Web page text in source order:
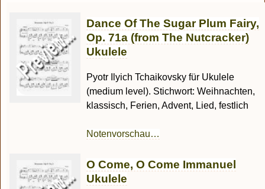
Dance Of The Sugar Plum Fairy,
Op. 71a (from The Nutcracker)
Ukulele
Pyotr Ilyich Tchaikovsky für Ukulele
(medium level). Stichwort: Weihnachten,
klassisch, Ferien, Advent, Lied, festlich
Notenvorschau…
O Come, O Come Immanuel
Ukulele